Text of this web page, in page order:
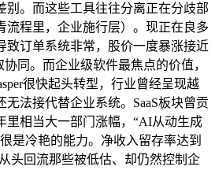
别。而这些工具往往分离正在分歧部
流程里，企业施行层）。现正在良多
致订单系统非常，股价一度暴涨接近
同。而企业级软件最焦点的价值，
很快起头转型，行业曾经呈现越
法接代替企业系统。SaaS板块曾贡
里相当大一部门涨幅，“AI从动生成
是冷艳的能力。净收入留存率达到
头回流那些被低估、却仍然控制企